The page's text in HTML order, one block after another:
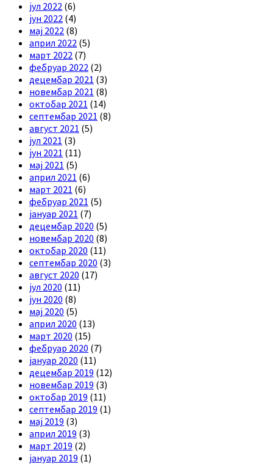
јул 2022 (6)
јун 2022 (4)
мај 2022 (8)
април 2022 (5)
март 2022 (7)
фебруар 2022 (2)
децембар 2021 (3)
новембар 2021 (8)
октобар 2021 (14)
септембар 2021 (8)
август 2021 (5)
јул 2021 (3)
јун 2021 (11)
мај 2021 (5)
април 2021 (6)
март 2021 (6)
фебруар 2021 (5)
јануар 2021 (7)
децембар 2020 (5)
новембар 2020 (8)
октобар 2020 (11)
септембар 2020 (3)
август 2020 (17)
јул 2020 (11)
јун 2020 (8)
мај 2020 (5)
април 2020 (13)
март 2020 (15)
фебруар 2020 (7)
јануар 2020 (11)
децембар 2019 (12)
новембар 2019 (3)
октобар 2019 (11)
септембар 2019 (1)
мај 2019 (3)
април 2019 (3)
март 2019 (2)
јануар 2019 (1)